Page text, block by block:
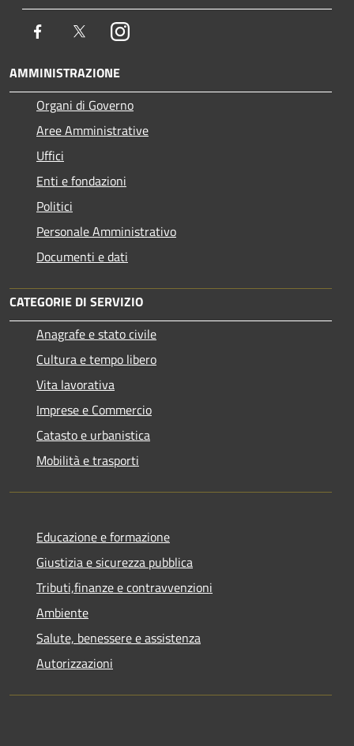
Facebook TwitterInstagram
AMMINISTRAZIONE
Organi di Governo
Aree Amministrative
Uffici
Enti e fondazioni
Politici
Personale Amministrativo
Documenti e dati
CATEGORIE DI SERVIZIO
Anagrafe e stato civile
Cultura e tempo libero
Vita lavorativa
Imprese e Commercio
Catasto e urbanistica
Mobilità e trasporti
Educazione e formazione
Giustizia e sicurezza pubblica
Tributi,finanze e contravvenzioni
Ambiente
Salute, benessere e assistenza
Autorizzazioni